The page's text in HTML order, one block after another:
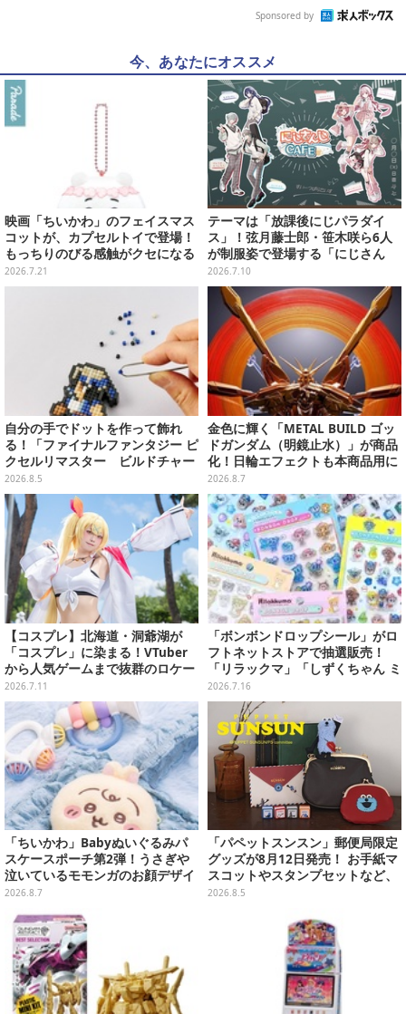
Sponsored by
今、あなたにオススメ
映画「ちいかわ」のフェイスマス
コットが、カプセルトイで登場！
もっちりのびる感触がクセになる
ハチワレ、セイレーンなど全5種
2026.7.21
テーマは「放課後にじパラダイ
ス」！弦月藤士郎・笹木咲ら6人
が制服姿で登場する「にじさん
じ」×「スイパラ」コラボが8月14
日より開催
2026.7.10
自分の手でドットを作って飾れ
る！「ファイナルファンタジー ピ
クセルリマスター ビルドチャー
ムコレクション Vol.3」が予約
開始
2026.8.5
金色に輝く「METAL BUILD ゴッ
ドガンダム（明鏡止水）」が商品
化！日輪エフェクトも本商品用に
刷新した豪華仕様
2026.8.7
【コスプレ】北海道・洞爺湖が
「コスプレ」に染まる！VTuber
から人気ゲームまで抜群のロケー
ションも必見な美女レイヤー10選
【写真45枚】
2026.7.11
「ボンボンドロップシール」がロ
フトネットストアで抽選販売！
「リラックマ」「しずくちゃん ミ
ニ」など全12種をラインナップ
2026.7.16
「ちいかわ」Babyぬいぐるみパ
スケースポーチ第2弾！うさぎや
泣いているモモンガのお顔デザイ
ン全4種が8月下旬プライズ展開
2026.8.7
「パペットスンスン」郵便局限定
グッズが8月12日発売！ お手紙マ
スコットやスタンプセットなど、
可愛すぎる全5アイテムがライン
2026.8.5